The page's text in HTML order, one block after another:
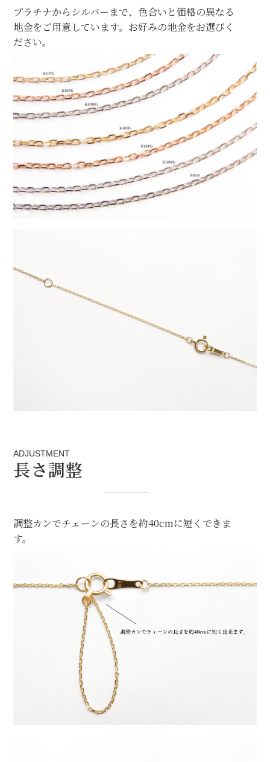
プラチナからシルバーまで、色合いと価格の異なる
地金をご用意しています。お好みの地金をお選びく
ださい。
ADJUSTMENT
長さ調整
調整カンでチェーンの長さを約40cmに短くできま
す。